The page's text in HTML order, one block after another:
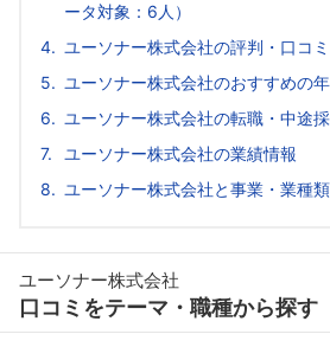
ータ対象：6人）
ユーソナー株式会社の評判・口コミ
ユーソナー株式会社のおすすめの
ユーソナー株式会社の転職・中途
ユーソナー株式会社の業績情報
ユーソナー株式会社と事業・業種
ユーソナー株式会社
口コミをテーマ・職種から探す